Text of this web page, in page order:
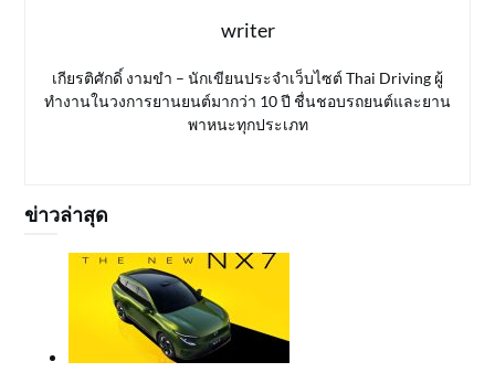
writer
เกียรติศักดิ์ งามขำ – นักเขียนประจำเว็บไซต์ Thai Driving ผู้
ทำงานในวงการยานยนต์มากว่า 10 ปี ชื่นชอบรถยนต์และยาน
พาหนะทุกประเภท
ข่าวล่าสุด